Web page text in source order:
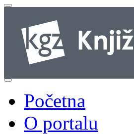
Početna
O portalu